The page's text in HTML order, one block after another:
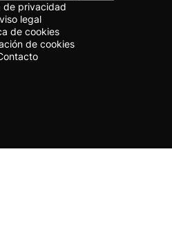
de privacidad
legal
de cookies
de cookies